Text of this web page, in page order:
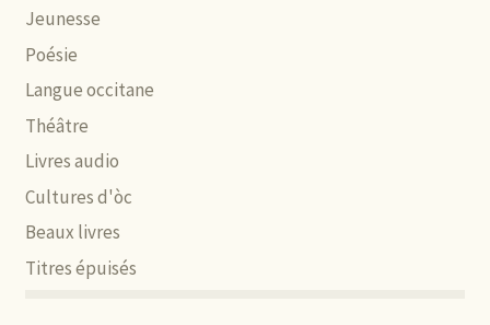
Jeunesse
Poésie
Langue occitane
Théâtre
Livres audio
Cultures d'òc
Beaux livres
Titres épuisés